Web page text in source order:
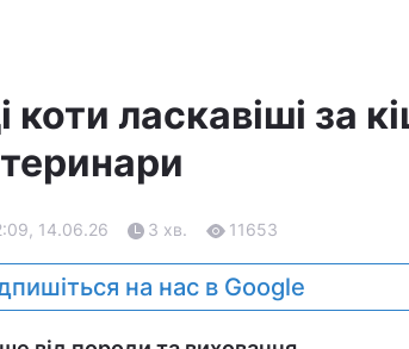
коти ласкавіші за
14.06.26 3 хв. 11653
на нас в Google